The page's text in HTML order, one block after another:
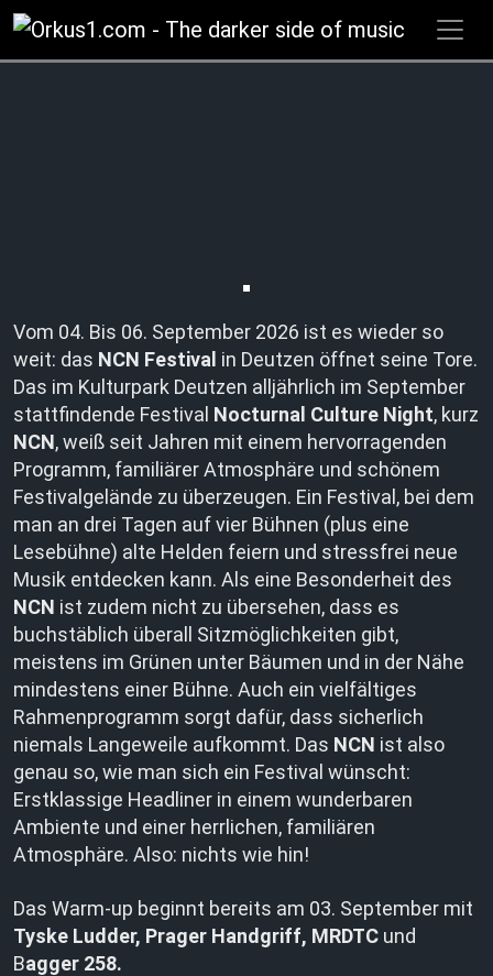
Zum
Inhalt
springen
Vom 04. Bis 06. September 2026 ist es wieder so
weit: das NCN Festival in Deutzen öffnet seine Tore.
Das im Kulturpark Deutzen alljährlich im September
stattfindende Festival Nocturnal Culture Night, kurz
NCN, weiß seit Jahren mit einem hervorragenden
Programm, familiärer Atmosphäre und schönem
Festivalgelände zu überzeugen. Ein Festival, bei dem
man an drei Tagen auf vier Bühnen (plus eine
Lesebühne) alte Helden feiern und stressfrei neue
Musik entdecken kann. Als eine Besonderheit des
NCN ist zudem nicht zu übersehen, dass es
buchstäblich überall Sitzmöglichkeiten gibt,
meistens im Grünen unter Bäumen und in der Nähe
mindestens einer Bühne. Auch ein vielfältiges
Rahmenprogramm sorgt dafür, dass sicherlich
niemals Langeweile aufkommt. Das NCN ist also
genau so, wie man sich ein Festival wünscht:
Erstklassige Headliner in einem wunderbaren
Ambiente und einer herrlichen, familiären
Atmosphäre. Also: nichts wie hin!
Das Warm-up beginnt bereits am 03. September mit
Tyske Ludder, Prager Handgriff, MRDTC und
Bagger 258.